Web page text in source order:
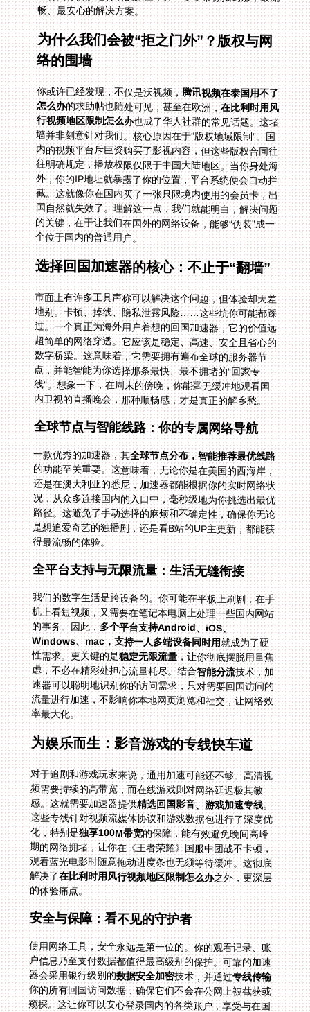
畅、最安心的解决方案。
为什么我们会被“拒之门外”？版权与网
络的围墙
你或许已经发现，不仅是沃视频，腾讯视频在泰国用不了
怎么办的求助帖也随处可见，甚至在欧洲，在比利时用风
行视频地区限制怎么办也成了华人社群的常见话题。这堵
墙并非刻意针对我们。核心原因在于“版权地域限制”。国
内的视频平台斥巨资购买了影视内容，但这些版权合同往
往明确规定，播放权限仅限于中国大陆地区。当你身处海
外，你的IP地址就暴露了你的位置，平台系统便会自动拦
截。这就像你在国内买了一张只限境内使用的会员卡，出
国自然就失效了。理解这一点，我们就能明白，解决问题
的关键，在于让我们在国外的网络设备，能够“伪装”成一
个位于国内的普通用户。
选择回国加速器的核心：不止于“翻墙”
市面上有许多工具声称可以解决这个问题，但体验却天差
地别。卡顿、掉线、隐私泄露风险……这些坑你可能都踩
过。一个真正为海外用户着想的回国加速器，它的价值远
超简单的网络穿透。它应该是稳定、高速、安全且省心的
数字桥梁。这意味着，它需要拥有遍布全球的服务器节
点，并能智能为你选择那条最快、最不拥堵的“回家专
线”。想象一下，在周末的傍晚，你能毫无缓冲地观看国
内卫视的直播晚会，那种顺畅感，才是真正的解乡愁。
全球节点与智能线路：你的专属网络导航
一款优秀的加速器，其全球节点分布，智能推荐最优线路
的功能至关重要。这意味着，无论你是在美国的西海岸，
还是在澳大利亚的悉尼，加速器都能根据你的实时网络状
况，从众多连接国内的入口中，毫秒级地为你挑选出最优
路径。这避免了手动选择的麻烦和不确定性，确保你无论
是想追爱奇艺的独播剧，还是看B站的UP主更新，都能获
得最流畅的体验。
全平台支持与无限流量：生活无缝衔接
我们的数字生活是跨设备的。你可能在平板上刷剧，在手
机上看短视频，又需要在笔记本电脑上处理一些国内网站
的事务。因此，多个平台支持Android、iOS、
Windows、mac，支持一人多端设备同时用就成为了硬
性需求。更关键的是稳定无限流量，让你彻底摆脱用量焦
虑，不必在精彩处担心流量耗尽。结合智能分流技术，加
速器可以聪明地识别你的访问需求，只对需要回国访问的
流量进行加速，不影响你本地网页浏览和社交，让网络效
率最大化。
为娱乐而生：影音游戏的专线快车道
对于追剧和游戏玩家来说，通用加速可能还不够。高清视
频需要持续的高带宽，而在线游戏则对网络延迟极其敏
感。这就需要加速器提供精选回国影音、游戏加速专线。
这些专线针对视频流媒体协议和游戏数据包进行了深度优
化，特别是独享100M带宽的保障，能有效避免晚间高峰
期的网络拥堵，让你在《王者荣耀》国服中团战不卡顿，
观看蓝光电影时随意拖动进度条也无须等待缓冲。这彻底
解决了在比利时用风行视频地区限制怎么办之外，更深层
的体验痛点。
安全与保障：看不见的守护者
使用网络工具，安全永远是第一位的。你的观看记录、账
户信息乃至支付数据都值得最高级别的保护。可靠的加速
器会采用银行级别的数据安全加密技术，并通过专线传输
你的所有回国访问数据，确保它们不会在公网上被截获或
窥探。这让你可以安心登录国内的各类账户，享受与在国